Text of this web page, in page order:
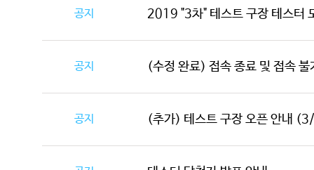
공지 2019 "3차" 테스트 구장 테스
공지 (수정 완료) 접속 종료 및 접속 불
공지 (추가) 테스트 구장 오픈 안내